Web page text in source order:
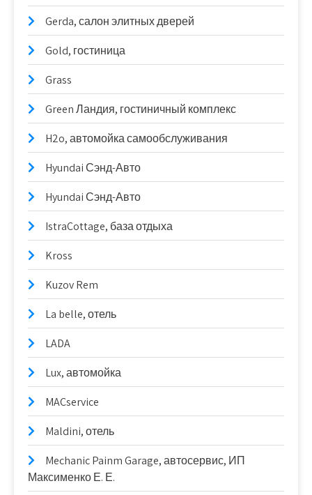
Gerda, салон элитных дверей
Gold, гостиница
Grass
Green Ландия, гостиничный комплекс
H2o, автомойка самообслуживания
Hyundai Сэнд-Авто
Hyundai Сэнд-Авто
IstraCottage, база отдыха
Kross
Kuzov Rem
La belle, отель
LADA
Lux, автомойка
MACservice
Maldini, отель
Mechanic Painm Garage, автосервис, ИП
Максименко Е. Е.